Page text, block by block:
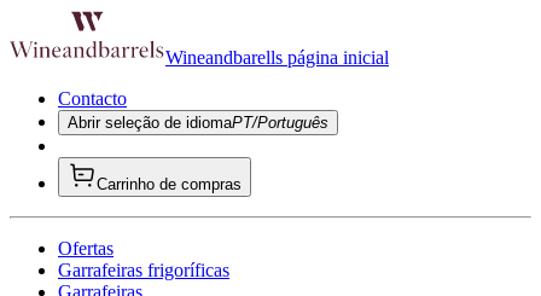
Wineandbarells página inicial
Contacto
Abrir seleção de idiomaPT/Português
Carrinho de compras
Ofertas
Garrafeiras frigoríficas
Garrafeiras